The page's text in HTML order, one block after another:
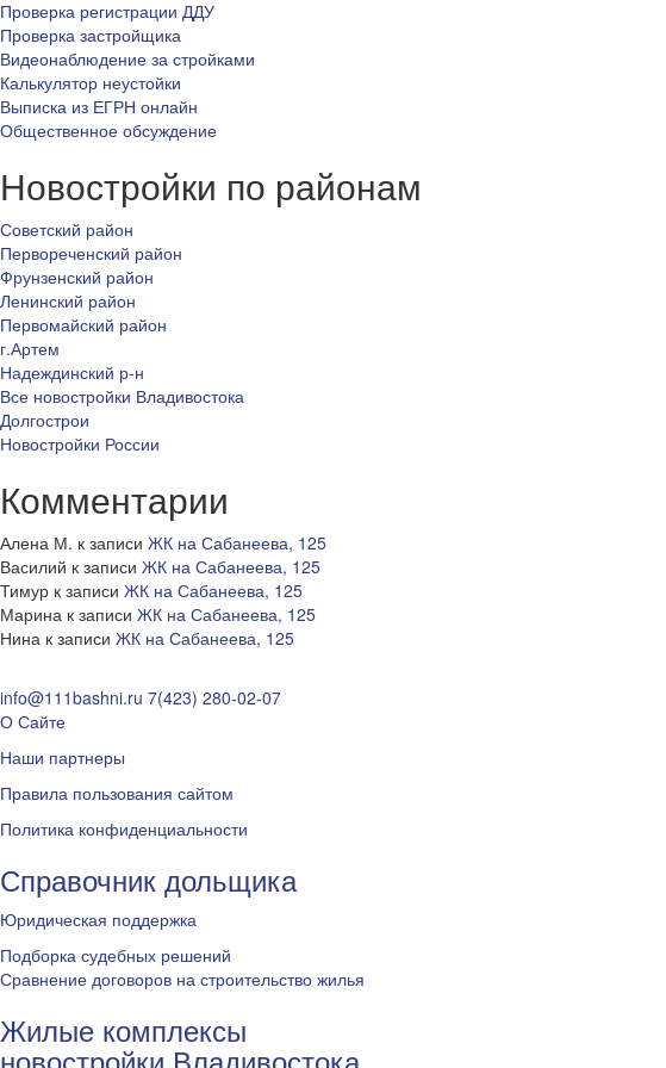
Проверка регистрации ДДУ
Проверка застройщика
Видеонаблюдение за стройками
Калькулятор неустойки
Выписка из ЕГРН онлайн
Общественное обсуждение
Новостройки по районам
Советский район
Первореченский район
Фрунзенский район
Ленинский район
Первомайский район
г.Артем
Надеждинский р-н
Все новостройки Владивостока
Долгострои
Новостройки России
Комментарии
Алена М. к записи ЖК на Сабанеева, 125
Василий к записи ЖК на Сабанеева, 125
Тимур к записи ЖК на Сабанеева, 125
Марина к записи ЖК на Сабанеева, 125
Нина к записи ЖК на Сабанеева, 125
info@111bashni.ru 7(423) 280-02-07
О Сайте
Наши партнеры
Правила пользования сайтом
Политика конфиденциальности
Справочник дольщика
Юридическая поддержка
Подборка судебных решений
Сравнение договоров на строительство жилья
Жилые комплексы